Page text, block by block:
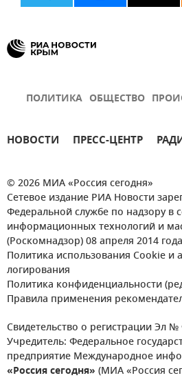
ПОЛИТИКА ОБЩЕСТВО
НОВОСТИ ПРЕСС-ЦЕНТР
© 2026 МИА «Россия сегодня»
Сетевое издание РИА Новости
Федеральной службе по надзору в
информационных технологий и
(Роскомнадзор) 08 апреля 2014
Политика использования Cookie и
логирования
Политика конфиденциальности
Правила применения
Свидетельство о регистрации Эл
Учредитель: Федеральное
предприятие Международное
«Россия сегодня» (МИА «Россия